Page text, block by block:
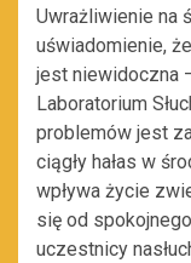
Uwrażliwienie na
uświadomienie,
jest niewidoczna
Laboratorium
problemów jest
ciągły hałas w
wpływa życie
się od
uczestnicy